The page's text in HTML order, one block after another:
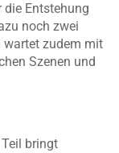
die Entstehung
noch zwei
wartet zudem mit
Szenen und
bringt